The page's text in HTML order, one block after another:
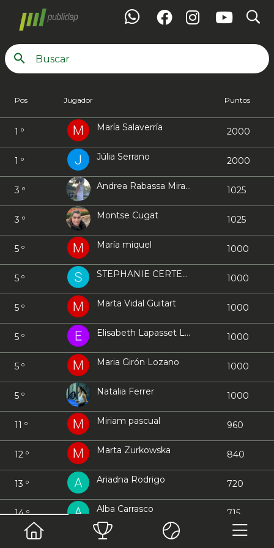
search
Ranking 3a Femenina
Pos Jugador Puntos
1 º María Salaverría 2000
1 º Júlia Serrano 2000
3 º Andrea Rabassa Mirambell 1025
3 º Montse Cugat 1025
5 º María miquel 1000
5 º STEPHANIE CERTENAIS 1000
5 º Marta Vidal Guitart 1000
5 º Elisabeth Lapasset Lopez 1000
5 º Maria Girón Lozano 1000
5 º Natalia Ferrer 1000
11 º Miriam pascual 960
12 º Marta Zurkowska 840
13 º Ariadna Rodrigo 720
14 º Alba Carrasco 715
15 º